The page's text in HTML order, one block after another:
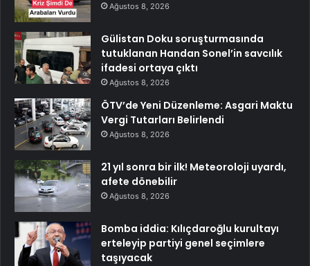
Ağustos 8, 2026
Gülistan Doku soruşturmasında
tutuklanan Handan Sonel’in savcılık
ifadesi ortaya çıktı
Ağustos 8, 2026
ÖTV’de Yeni Düzenleme: Asgari Maktu
Vergi Tutarları Belirlendi
Ağustos 8, 2026
21 yıl sonra bir ilk! Meteoroloji uyardı,
afete dönebilir
Ağustos 8, 2026
Bomba iddia: Kılıçdaroğlu kurultayı
erteleyip partiyi genel seçimlere
taşıyacak